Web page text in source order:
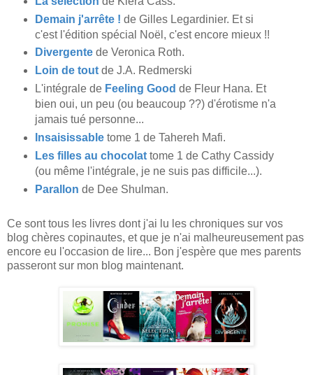
Demain j'arrête ! de Gilles Legardinier. Et si
c'est l'édition spécial Noël, c'est encore mieux !!
Divergentede Veronica Roth.
Loin de toutde J.A. Redmerski
L'intégrale de Feeling Good de Fleur Hana. Et
bien oui, un peu (ou beaucoup ??) d'érotisme n'a
jamais tué personne...
Insaisissabletome 1 de Tahereh Mafi.
Les filles au chocolattome 1 de Cathy Cassidy
(ou même l'intégrale, je ne suis pas difficile...).
Parallon de Dee Shulman.
Ce sont tous les livres dont j'ai lu les chroniques sur vos
blog chères copinautes, et que je n'ai malheureusement pas
encore eu l'occasion de lire... Bon j'espère que mes parents
passeront sur mon blog maintenant.